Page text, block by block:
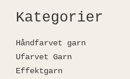
Kategorier
Håndfarvet garn
Ufarvet Garn
Effektgarn